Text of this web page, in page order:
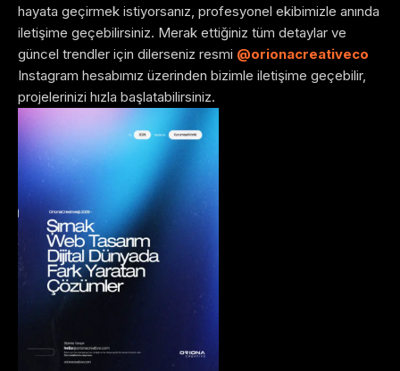
hayata geçirmek istiyorsanız, profesyonel ekibimizle anında
iletişime geçebilirsiniz. Merak ettiğiniz tüm detaylar ve
güncel trendler için dilerseniz resmi @orionacreativeco
Instagram hesabımız üzerinden bizimle iletişime geçebilir,
projelerinizi hızla başlatabilirsiniz.